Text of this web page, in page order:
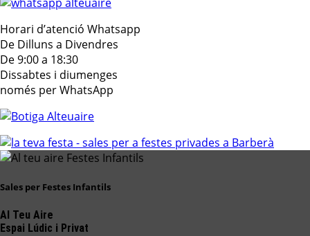
Horari d’atenció Whatsapp
De Dilluns a Divendres
De 9:00 a 18:30
Dissabtes i diumenges
només per WhatsApp
Sales per Festes Infantils
Al Teu Aire
Espai Lúdic i Privat